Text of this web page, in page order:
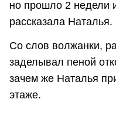
но прошло 2 недели
рассказала Наталья.
Со слов волжанки,
заделывал пеной
зачем же Наталья
этаже.